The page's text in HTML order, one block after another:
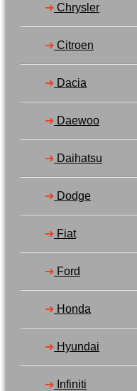
Gå tillbaka till butiken
➔ Chrysler
➔ Citroen
➔ Dacia
➔ Daewoo
➔ Daihatsu
➔ Dodge
➔ Fiat
➔ Ford
➔ Honda
➔ Hyundai
➔ Infiniti